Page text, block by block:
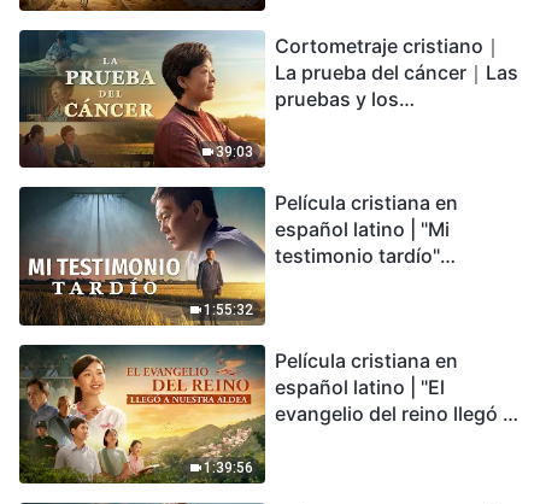
encontrarás refugio?
39:03
Cortometraje cristiano｜
La prueba del cáncer｜Las
pruebas y los
1:55:32
Película cristiana en
español latino | "Mi
testimonio tardío"
conmovedor
1:39:56
Película cristiana en
español latino | "El
evangelio del reino llegó a